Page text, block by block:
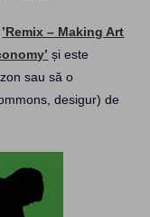
’Remix – Making Art
și este
sau să o
desigur) de